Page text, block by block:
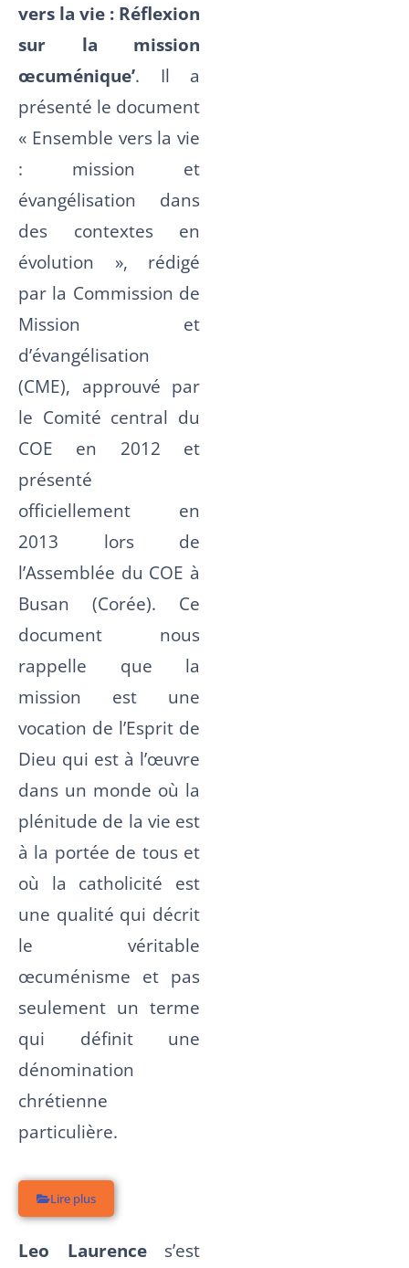
vers la vie : Réflexion
sur la mission
œcuménique’. Il a
présenté le document
« Ensemble vers la vie
: mission et
évangélisation dans
des contextes en
évolution », rédigé
par la Commission de
Mission et
d’évangélisation
(CME), approuvé par
le Comité central du
COE en 2012 et
présenté
officiellement en
2013 lors de
l’Assemblée du COE à
Busan (Corée). Ce
document nous
rappelle que la
mission est une
vocation de l’Esprit de
Dieu qui est à l’œuvre
dans un monde où la
plénitude de la vie est
à la portée de tous et
où la catholicité est
une qualité qui décrit
le véritable
œcuménisme et pas
seulement un terme
qui définit une
dénomination
chrétienne
particulière.
Lire plus
Leo Laurences’est